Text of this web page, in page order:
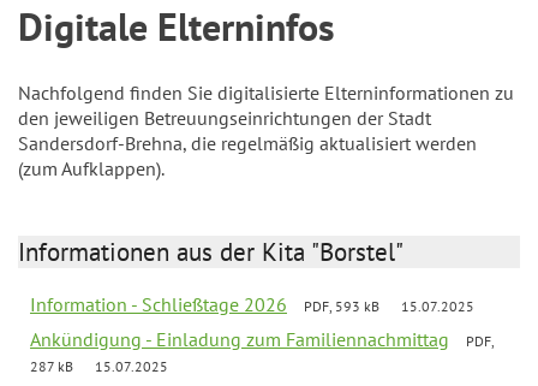
Digitale Elterninfos
Nachfolgend finden Sie digitalisierte Elterninformationen zu
den jeweiligen Betreuungseinrichtungen der Stadt
Sandersdorf-Brehna, die regelmäßig aktualisiert werden
(zum Aufklappen).
Informationen aus der Kita "Borstel"
Information - Schließtage 2026 PDF, 593 kB 15.07.2025
Ankündigung - Einladung zum Familiennachmittag
PDF,
287 kB
15.07.2025